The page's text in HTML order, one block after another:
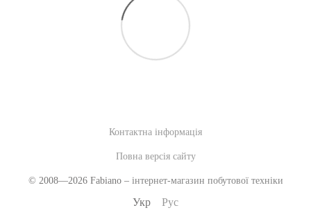
Контактна інформація
Повна версія сайту
© 2008—2026 Fabiano – інтернет-магазин побутової техніки
Укр Рус